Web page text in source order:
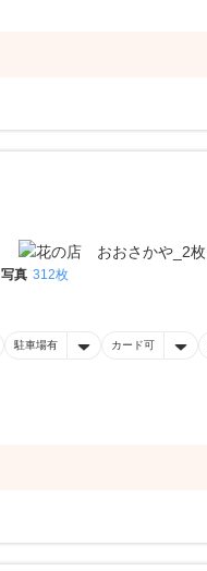
写真 312枚
駐車場有 カード可